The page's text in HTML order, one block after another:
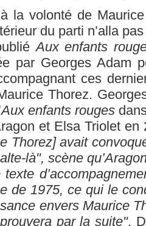
la volonté de
du parti n’alla
Aux enfants
par Georges Adam
ces
Thorez.
Aux enfants rouges
et Elsa Triolet en
Thorez] avait
là", scène
de 1975, ce qui le
envers Maurice
par la suite".